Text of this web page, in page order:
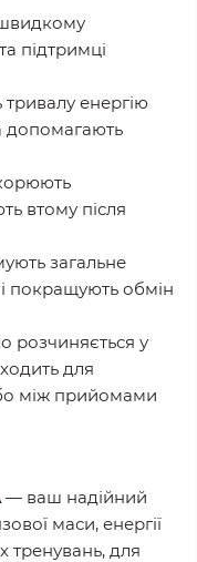
підтримці
тривалу енергію
допомагають
втому після
загальне
і покращують обмін
розчиняється у
для
між прийомами
— ваш надійний
маси, енергії
тренувань, для